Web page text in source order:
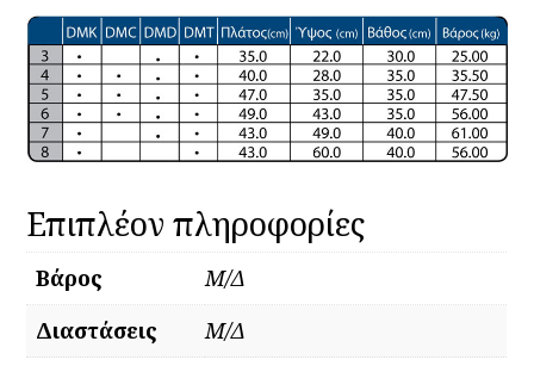
Επιπλέον πληροφορίες
Βάρος
Μ/Δ
Διαστάσεις
Μ/Δ